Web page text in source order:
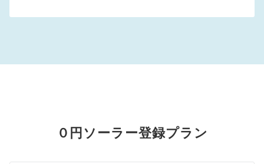
０円ソーラー登録プラン